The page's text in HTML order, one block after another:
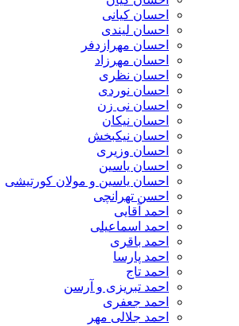
احسان کیانی
احسان لیندی
احسان مهرازدفر
احسان مهرزاد
احسان نظری
احسان نوردی
احسان نی زن
احسان نیکان
احسان نیکبخش
احسان وزیری
احسان یاسین
احسان یاسین و مولان کورتیشی
احسن تهرانچی
احمد آقایی
احمد اسماعیلی
احمد باقری
احمد پارسا
احمد تاج
احمد تبریزی و آرسن
احمد جعفری
احمد جلالی مهر